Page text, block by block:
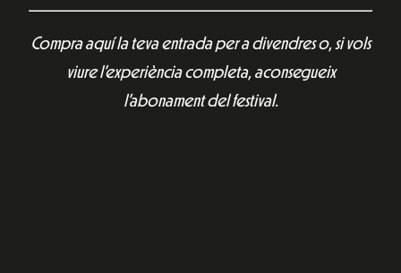
Compra aquí la teva entrada per a divendres o, si vols
viure l’experiència completa, aconsegueix
l’abonament del festival.